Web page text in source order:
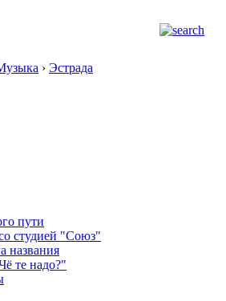
› Эстрада
пути
студией "Союз"
названия
те надо?"